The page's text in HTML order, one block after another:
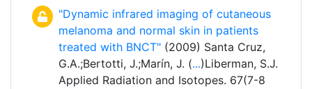
"Dynamic infrared imaging of cutaneous
melanoma and normal skin in patients
treated with BNCT" (2009) Santa Cruz,
G.A.;Bertotti, J.;Marín, J. (...)Liberman, S.J.
Applied Radiation and Isotopes. 67(7-8